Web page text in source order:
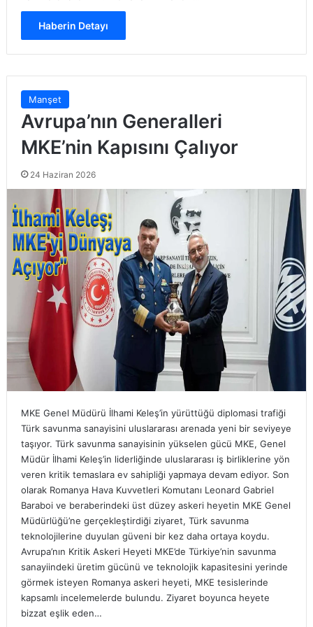
Haberin Detayı
Manşet
Avrupa’nın Generalleri
MKE’nin Kapısını Çalıyor
24 Haziran 2026
MKE Genel Müdürü İlhami Keleş’in yürüttüğü diplomasi trafiği
Türk savunma sanayisini uluslararası arenada yeni bir seviyeye
taşıyor. Türk savunma sanayisinin yükselen gücü MKE, Genel
Müdür İlhami Keleş’in liderliğinde uluslararası iş birliklerine yön
veren kritik temaslara ev sahipliği yapmaya devam ediyor. Son
olarak Romanya Hava Kuvvetleri Komutanı Leonard Gabriel
Baraboi ve beraberindeki üst düzey askeri heyetin MKE Genel
Müdürlüğü’ne gerçekleştirdiği ziyaret, Türk savunma
teknolojilerine duyulan güveni bir kez daha ortaya koydu.
Avrupa’nın Kritik Askeri Heyeti MKE’de Türkiye’nin savunma
sanayiindeki üretim gücünü ve teknolojik kapasitesini yerinde
görmek isteyen Romanya askeri heyeti, MKE tesislerinde
kapsamlı incelemelerde bulundu. Ziyaret boyunca heyete
bizzat eşlik eden…